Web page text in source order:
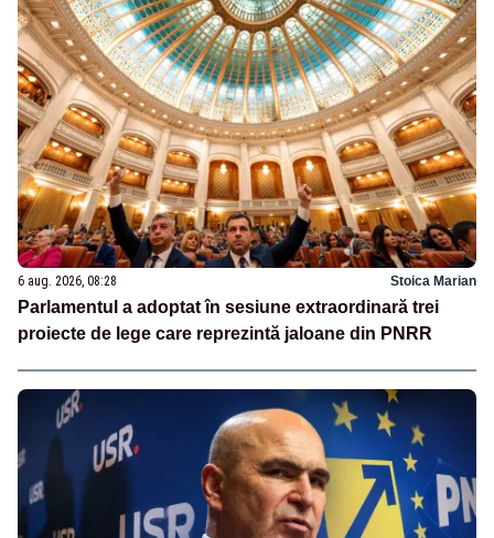
6 aug. 2026, 08:28 Stoica Marian
Parlamentul a adoptat în sesiune extraordinară trei
proiecte de lege care reprezintă jaloane din PNRR